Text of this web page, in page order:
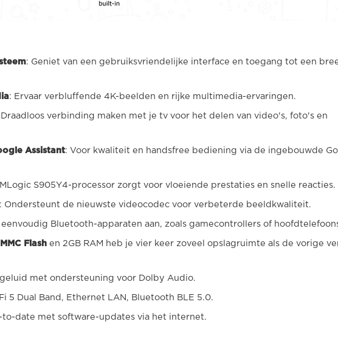
: Geniet van een gebruiksvriendelijke interface en toegang tot een
: Ervaar verbluffende 4K-beelden en rijke multimedia-ervaringen.
Draadloos verbinding maken met je tv voor het delen van video's, foto's en
Assistant: Voor kwaliteit en handsfree bediening via de ingebouwde
S905Y4-processor zorgt voor vloeiende prestaties en snelle reacties.
: Ondersteunt de nieuwste videocodec voor verbeterde beeldkwaliteit.
eenvoudig Bluetooth-apparaten aan, zoals gamecontrollers of
Flash en 2GB RAM heb je vier keer zoveel opslagruimte als de vorige
met ondersteuning voor Dolby Audio.
5 Dual Band, Ethernet LAN, Bluetooth BLE 5.0.
to-date met software-updates via het internet.